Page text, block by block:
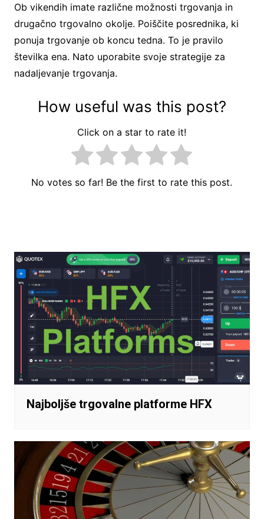
Ob vikendih imate različne možnosti trgovanja in
drugačno trgovalno okolje. Poiščite posrednika, ki
ponuja trgovanje ob koncu tedna. To je pravilo
številka ena. Nato uporabite svoje strategije za
nadaljevanje trgovanja.
How useful was this post?
Click on a star to rate it!
No votes so far! Be the first to rate this post.
Najboljše trgovalne platforme HFX